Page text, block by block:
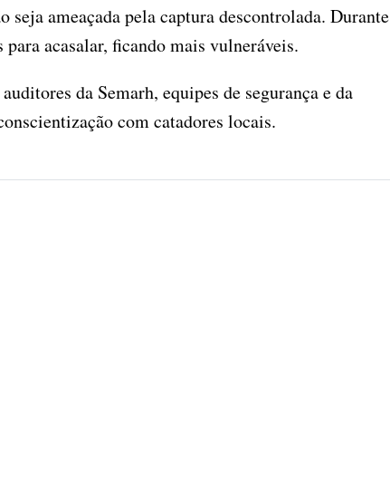
seja ameaçada pela captura descontrolada. Durante
para acasalar, ficando mais vulneráveis.
da Semarh, equipes de segurança e da
com catadores locais.